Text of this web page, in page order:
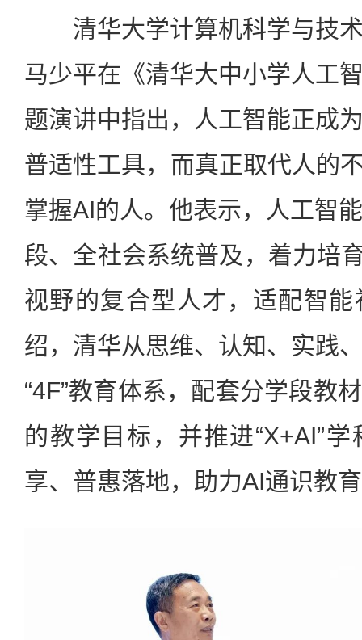
清华大学计算机科学与技术
马少平在《清华大中小学人工
题演讲中指出，人工智能正成
普适性工具，而真正取代人的
掌握AI的人。他表示，人工智
段、全社会系统普及，着力培
视野的复合型人才，适配智
绍，清华从思维、认知、实践
“4F”教育体系，配套分学段教
的教学目标，并推进“X+AI”
享、普惠落地，助力AI通识教